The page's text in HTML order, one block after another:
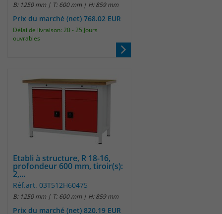
B: 1250 mm | T: 600 mm | H: 859 mm
Prix du marché (net) 768.02 EUR
Délai de livraison: 20 - 25 Jours
ouvrables
Etabli à structure, R 18-16,
profondeur 600 mm, tiroir(s):
2,...
Réf.art. 03T512H60475
B: 1250 mm | T: 600 mm | H: 859 mm
Prix du marché (net) 820.19 EUR
sind damit externen Unternehmen
unzugänglich.
30 Minuten
Das Cookie wird genutzt um temporär
Name _pk_cvar
Anbieter Matomo
Laufzeit